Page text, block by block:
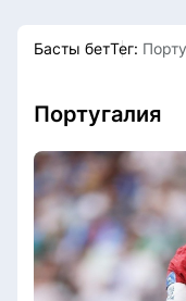
Басты бетТег:
Португалия